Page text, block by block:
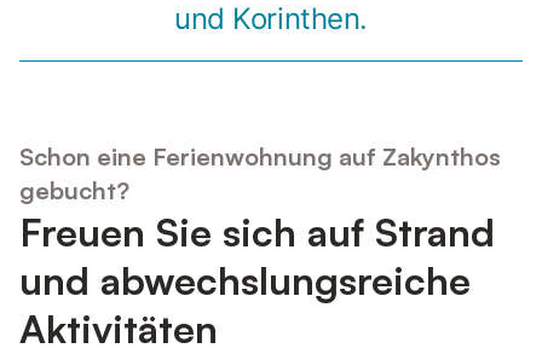
und Korinthen.
Schon eine Ferienwohnung auf Zakynthos
gebucht?
Freuen Sie sich auf Strand
und abwechslungsreiche
Aktivitäten